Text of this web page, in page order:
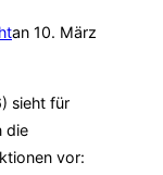
an Veröffentlicht
10. März
sieht für
die
vor: